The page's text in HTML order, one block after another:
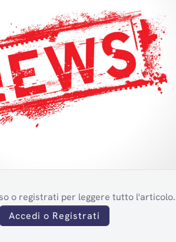
o registrati per leggere tutto l'articolo.
Accedi o Registrati